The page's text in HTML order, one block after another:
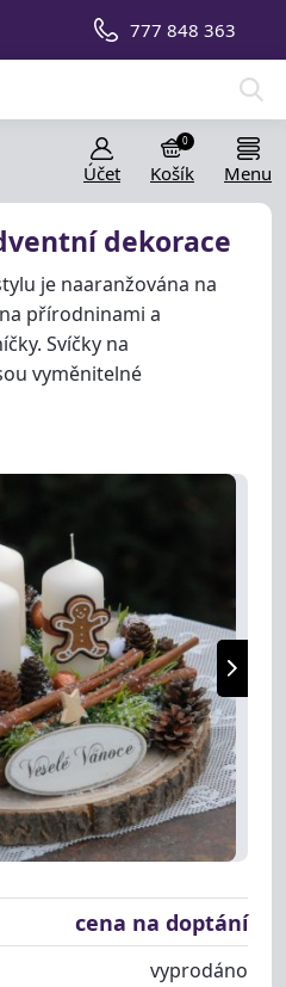
777 848 363
Účet Košík
0
Menu
dekorace
je naaranžována na
přírodninami a
Svíčky na
vyměnitelné
cena na doptání
vyprodáno